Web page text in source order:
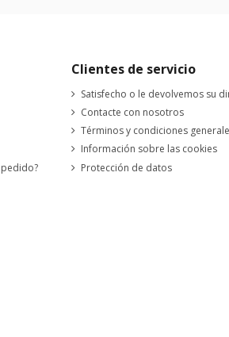
Clientes de servicio
Satisfecho o le devolvemos su
Contacte con nosotros
Términos y condiciones
Información sobre las cookies
Protección de datos